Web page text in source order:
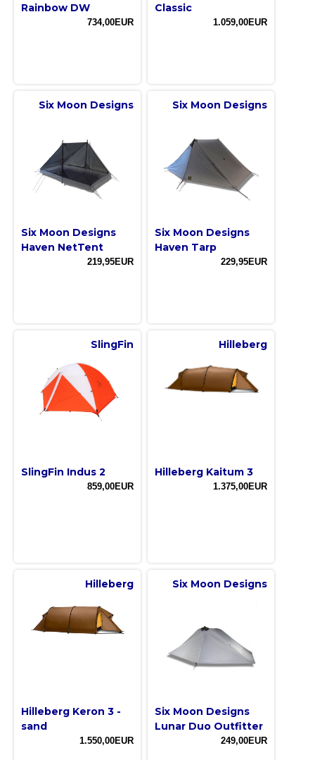
Rainbow DW
734,00EUR
Classic
1.059,00EUR
Six Moon Designs
Six Moon Designs
Haven NetTent
219,95EUR
Six Moon Designs
Six Moon Designs
Haven Tarp
229,95EUR
SlingFin
SlingFin Indus 2
859,00EUR
Hilleberg
Hilleberg Kaitum 3
1.375,00EUR
Hilleberg
Hilleberg Keron 3 -
sand
1.550,00EUR
Six Moon Designs
Six Moon Designs
Lunar Duo Outfitter
249,00EUR